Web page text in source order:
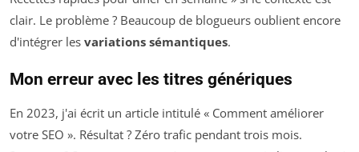
clair. Le problème ? Beaucoup de blogueurs oublient encore
d'intégrer les variations sémantiques.
Mon erreur avec les titres génériques
En 2023, j'ai écrit un article intitulé « Comment améliorer
votre SEO ». Résultat ? Zéro trafic pendant trois mois.